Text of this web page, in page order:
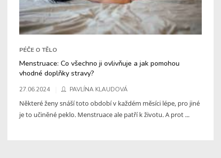
PÉČE O TĚLO
Menstruace: Co všechno ji ovlivňuje a jak pomohou
vhodné doplňky stravy?
27.06.2024 PAVLÍNA KLAUDOVÁ
Některé ženy snáší toto období v každém měsíci lépe, pro jiné
je to učiněné peklo. Menstruace ale patří k životu. A prot ...